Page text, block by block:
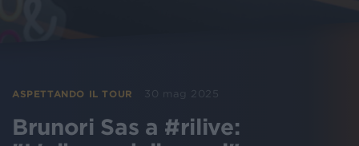
ASPETTANDO IL TOUR 30 mag 2025
Brunori Sas a #rilive: